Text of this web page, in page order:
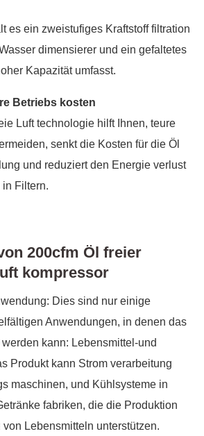
es ein zweistufiges Kraftstoff filtration
dimensierer und ein gefaltetes
Kapazität umfasst.
Betriebs kosten
Luft technologie hilft Ihnen, teure
senkt die Kosten für die Öl
und reduziert den Energie verlust
Filtern.
200cfm Öl freier
kompressor
Dies sind nur einige
Anwendungen, in denen das
kann: Lebensmittel-und
Produkt kann Strom verarbeitung
maschinen, und Kühlsysteme in
fabriken, die die Produktion
Lebensmitteln unterstützen.